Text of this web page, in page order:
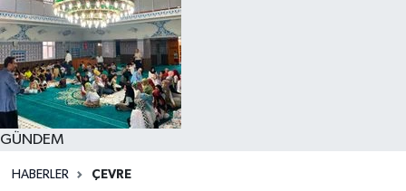
GÜNDEM
HABERLER ÇEVRE